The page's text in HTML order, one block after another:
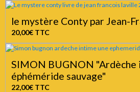
le mystère Conty par Jean-
20,00€ TTC
SIMON BUGNON "Ardèche
éphéméride sauvage"
22,00€ TTC